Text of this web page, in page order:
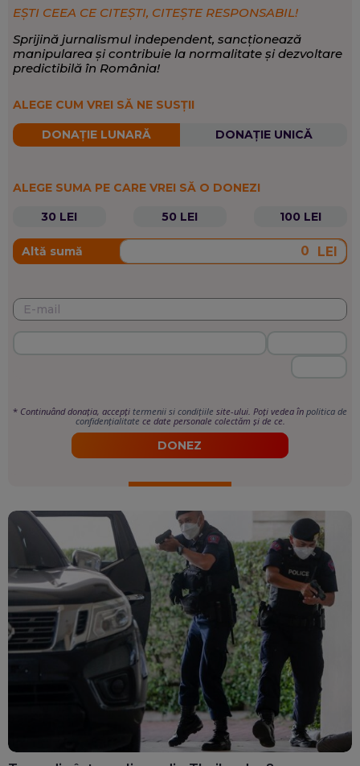
EȘTI CEEA CE CITEȘTI, CITEȘTE RESPONSABIL!
Sprijină jurnalismul independent, sancționează
manipularea și contribuie la normalitate și dezvoltare
predictibilă în România!
ALEGE CUM VREI SĂ NE SUSȚII
DONAȚIE LUNARĂ DONAȚIE UNICĂ
ALEGE SUMA PE CARE VREI SĂ O DONEZI
30 LEI
50 LEI 100 LEI
Altă sumă LEI
* Continuând donația, accepți termenii si condițiile site-ului. Poți vedea în politica de
confidențialitate ce date personale colectăm și de ce.
DONEZ